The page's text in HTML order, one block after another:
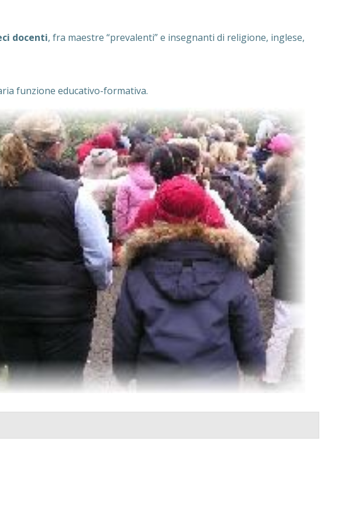
docenti, fra maestre “prevalenti” e insegnanti di religione, inglese,
funzione educativo-formativa.